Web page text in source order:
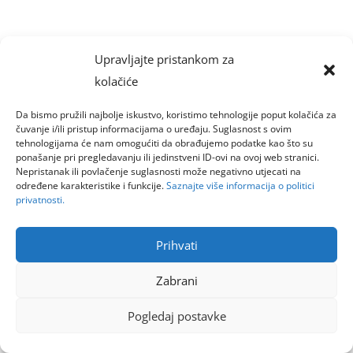
Upravljajte pristankom za
kolačiće
Da bismo pružili najbolje iskustvo, koristimo tehnologije poput kolačića za
čuvanje i/ili pristup informacijama o uređaju. Suglasnost s ovim
tehnologijama će nam omogućiti da obrađujemo podatke kao što su
ponašanje pri pregledavanju ili jedinstveni ID-ovi na ovoj web stranici.
Nepristanak ili povlačenje suglasnosti može negativno utjecati na
određene karakteristike i funkcije.Saznajte više informacija o politici
privatnosti.
Prihvati
Zabrani
Pogledaj postavke